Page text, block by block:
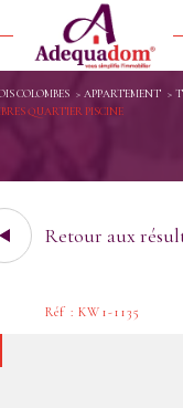
COLOMBES APPARTEMENT
QUARTIER PISCINE
Retour aux
Réf : KW1-1135